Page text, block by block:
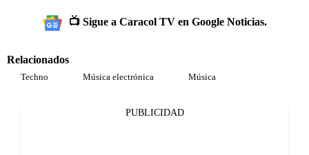
📺 Sigue a Caracol TV en Google Noticias.
Relacionados
Techno Música electrónica Música
PUBLICIDAD